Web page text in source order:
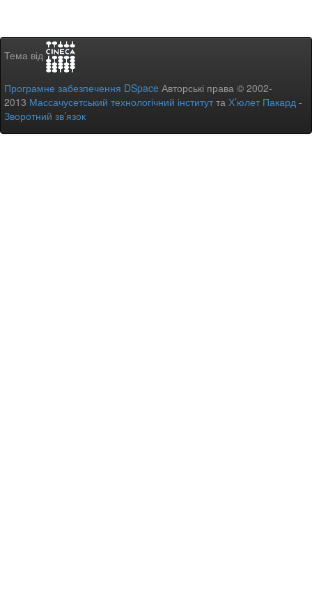
Тема від
Програмне забезпечення DSpace Авторські права © 2002-
2013 Массачусетський технологічний інститутта Х’юлет Пакард -
Зворотний зв’язок